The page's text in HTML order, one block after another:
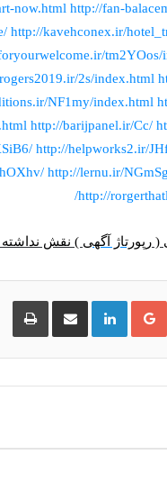
now.html http://fan-
http://kavehconex.ir/
tm2YOos/
2s/index.html
NF1my/index.html
http://barijpanel.ir/Cc/
http://helpworks2.ir/
http://lernu.ir/
http://
( رپورتاژ آگهی ) نقش نداشته
گوگل
پلاس
لینکدین اشتراک
گذاری
ایمیل